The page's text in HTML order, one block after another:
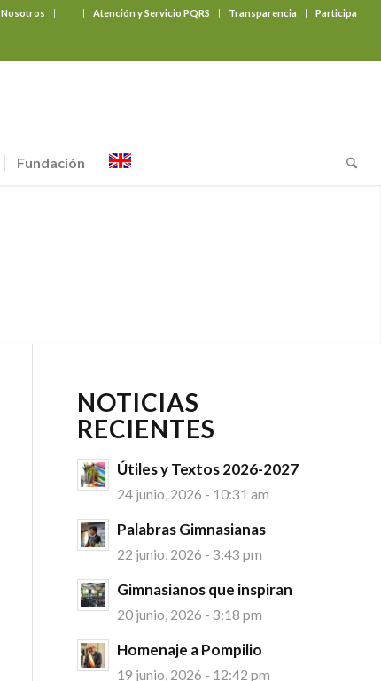
Nosotros Atención y Servicio PQRS Transparencia Participa
Fundación
NOTICIAS
RECIENTES
Útiles y Textos 2026-2027
24 junio, 2026 - 10:31 am
Palabras Gimnasianas
22 junio, 2026 - 3:43 pm
Gimnasianos que inspiran
20 junio, 2026 - 3:18 pm
Homenaje a Pompilio
19 junio, 2026 - 12:42 pm